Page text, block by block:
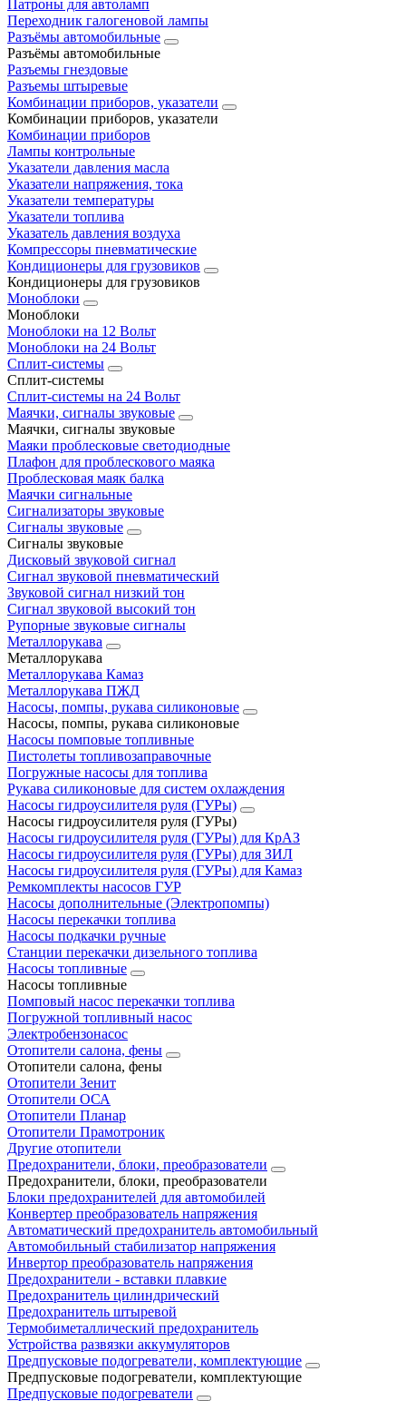
Патроны для автоламп
Переходник галогеновой лампы
Разъёмы автомобильные
Разъёмы автомобильные
Разъемы гнездовые
Разъемы штыревые
Комбинации приборов, указатели
Комбинации приборов, указатели
Комбинации приборов
Лампы контрольные
Указатели давления масла
Указатели напряжения, тока
Указатели температуры
Указатели топлива
Указатель давления воздуха
Компрессоры пневматические
Кондиционеры для грузовиков
Кондиционеры для грузовиков
Моноблоки
Моноблоки
Моноблоки на 12 Вольт
Моноблоки на 24 Вольт
Сплит-системы
Сплит-системы
Сплит‑системы на 24 Вольт
Маячки, сигналы звуковые
Маячки, сигналы звуковые
Маяки проблесковые светодиодные
Плафон для проблескового маяка
Проблесковая маяк балка
Маячки сигнальные
Сигнализаторы звуковые
Сигналы звуковые
Сигналы звуковые
Дисковый звуковой сигнал
Сигнал звуковой пневматический
Звуковой сигнал низкий тон
Сигнал звуковой высокий тон
Рупорные звуковые сигналы
Металлорукава
Металлорукава
Металлорукава Камаз
Металлорукава ПЖД
Насосы, помпы, рукава силиконовые
Насосы, помпы, рукава силиконовые
Насосы помповые топливные
Пистолеты топливозаправочные
Погружные насосы для топлива
Рукава силиконовые для систем охлаждения
Насосы гидроусилителя руля (ГУРы)
Насосы гидроусилителя руля (ГУРы)
Насосы гидроусилителя руля (ГУРы) для КрАЗ
Насосы гидроусилителя руля (ГУРы) для ЗИЛ
Насосы гидроусилителя руля (ГУРы) для Камаз
Ремкомплекты насосов ГУР
Насосы дополнительные (Электропомпы)
Насосы перекачки топлива
Насосы подкачки ручные
Станции перекачки дизельного топлива
Насосы топливные
Насосы топливные
Помповый насос перекачки топлива
Погружной топливный насос
Электробензонасос
Отопители салона, фены
Отопители салона, фены
Отопители Зенит
Отопители ОСА
Отопители Планар
Отопители Прамотроник
Другие отопители
Предохранители, блоки, преобразователи
Предохранители, блоки, преобразователи
Блоки предохранителей для автомобилей
Конвертер преобразователь напряжения
Автоматический предохранитель автомобильный
Автомобильный стабилизатор напряжения
Инвертор преобразователь напряжения
Предохранители - вставки плавкие
Предохранитель цилиндрический
Предохранитель штыревой
Термобиметаллический предохранитель
Устройства развязки аккумуляторов
Предпусковые подогреватели, комплектующие
Предпусковые подогреватели, комплектующие
Предпусковые подогреватели